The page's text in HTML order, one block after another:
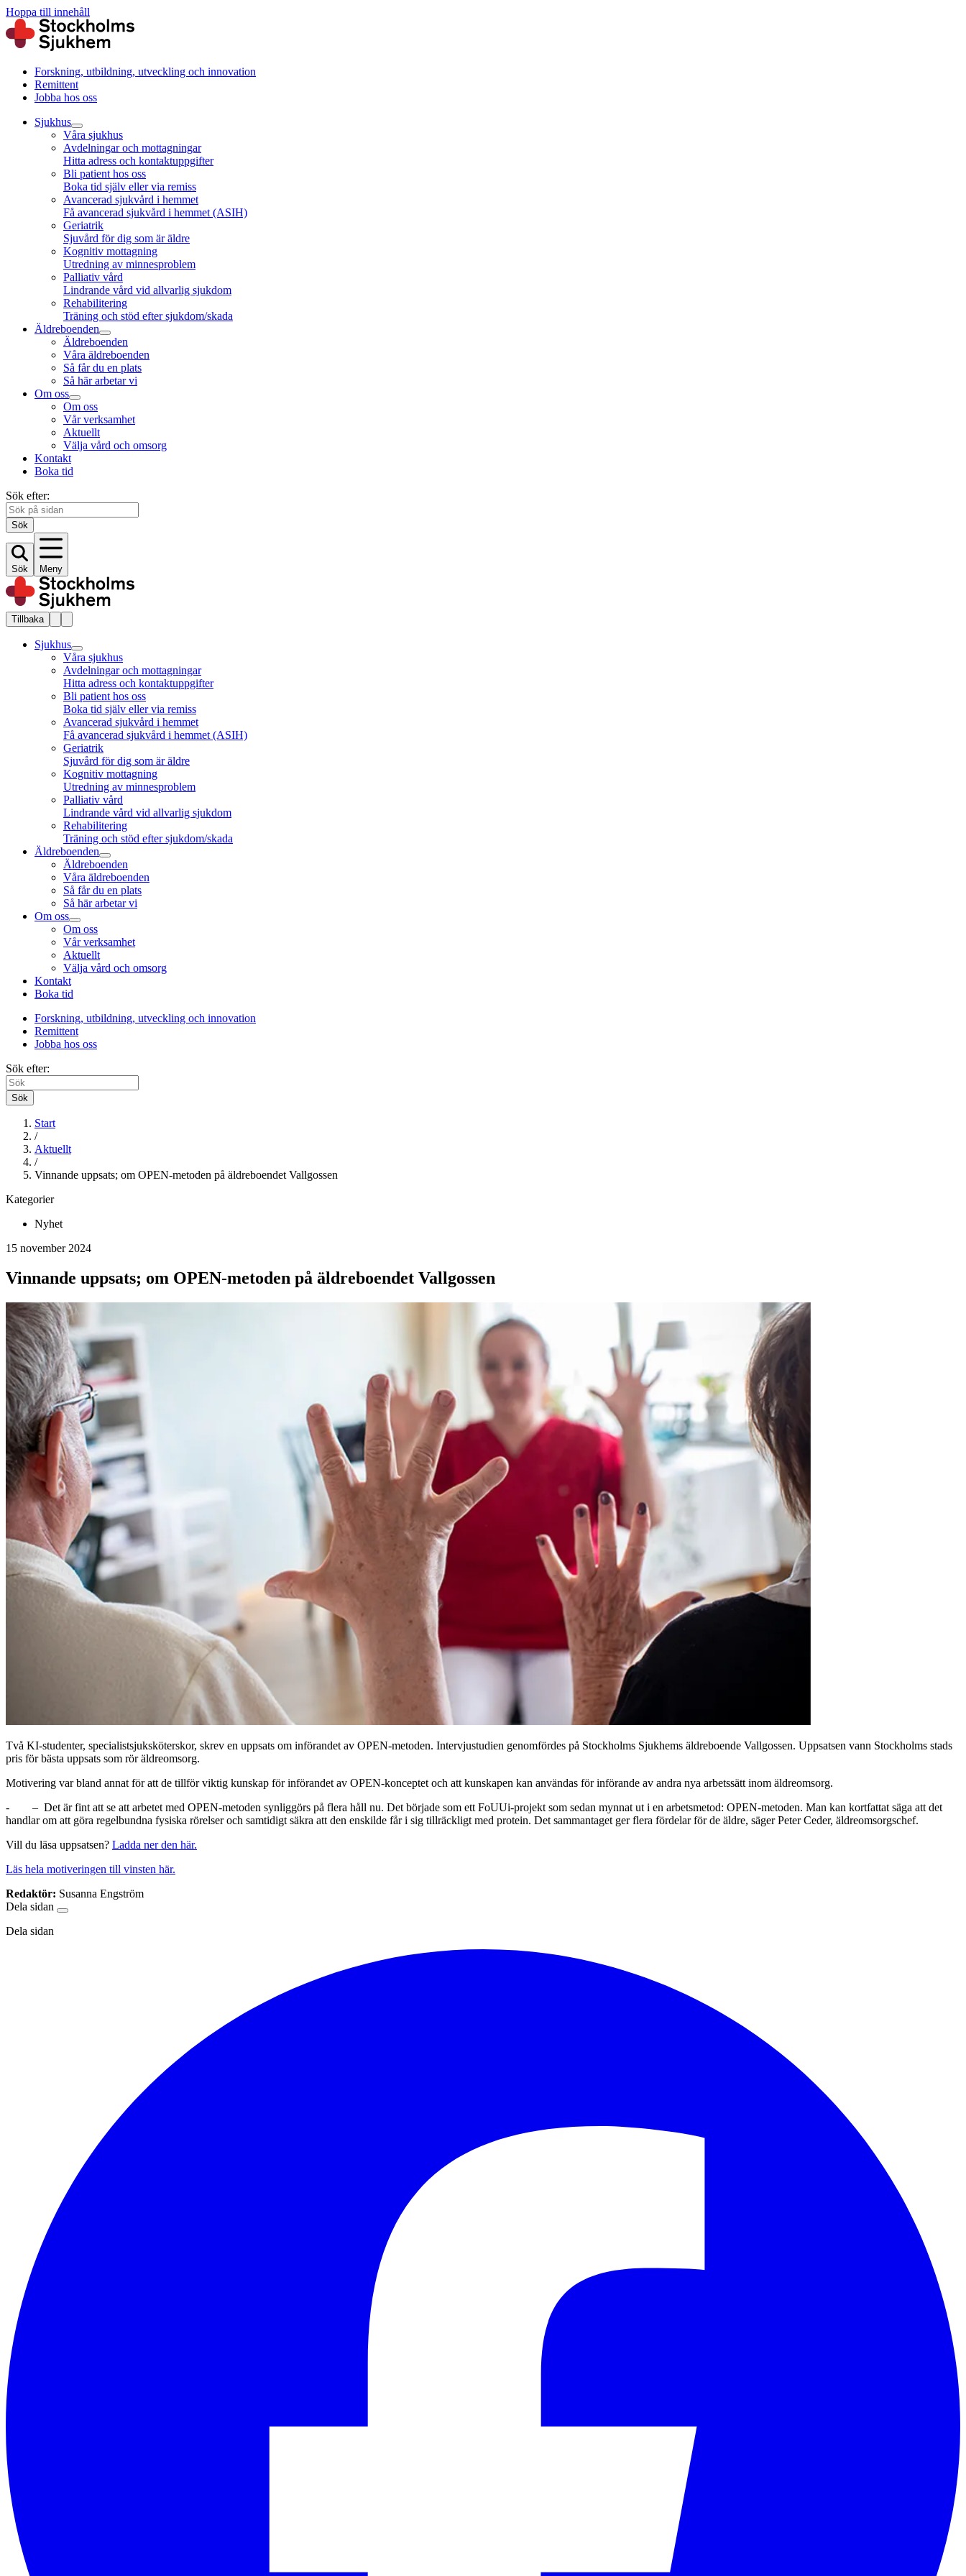
Hoppa till innehåll
Forskning, utbildning, utveckling och innovation
Remittent
Jobba hos oss
Sjukhus
Våra sjukhus
Avdelningar och mottagningar
Hitta adress och kontaktuppgifter
Bli patient hos oss
Boka tid själv eller via remiss
Avancerad sjukvård i hemmet
Få avancerad sjukvård i hemmet (ASIH)
Geriatrik
Sjuvård för dig som är äldre
Kognitiv mottagning
Utredning av minnesproblem
Palliativ vård
Lindrande vård vid allvarlig sjukdom
Rehabilitering
Träning och stöd efter sjukdom/skada
Äldreboenden
Äldreboenden
Våra äldreboenden
Så får du en plats
Så här arbetar vi
Om oss
Om oss
Vår verksamhet
Aktuellt
Välja vård och omsorg
Kontakt
Boka tid
Sök efter:
Sök
Sök Meny
Tillbaka
Sjukhus
Våra sjukhus
Avdelningar och mottagningar
Hitta adress och kontaktuppgifter
Bli patient hos oss
Boka tid själv eller via remiss
Avancerad sjukvård i hemmet
Få avancerad sjukvård i hemmet (ASIH)
Geriatrik
Sjuvård för dig som är äldre
Kognitiv mottagning
Utredning av minnesproblem
Palliativ vård
Lindrande vård vid allvarlig sjukdom
Rehabilitering
Träning och stöd efter sjukdom/skada
Äldreboenden
Äldreboenden
Våra äldreboenden
Så får du en plats
Så här arbetar vi
Om oss
Om oss
Vår verksamhet
Aktuellt
Välja vård och omsorg
Kontakt
Boka tid
Forskning, utbildning, utveckling och innovation
Remittent
Jobba hos oss
Sök efter:
Sök
Start
/
Aktuellt
/
Vinnande uppsats; om OPEN-metoden på äldreboendet Vallgossen
Kategorier
Nyhet
15 november 2024
Vinnande uppsats; om OPEN-metoden på äldreboendet Vallgossen
Två KI-studenter, specialistsjuksköterskor, skrev en uppsats om införandet av OPEN-metoden. Intervjustudien genomfördes på Stockholms Sjukhems äldreboende Vallgossen. Uppsatsen vann Stockholms stads
pris för bästa uppsats som rör äldreomsorg.
Motivering var bland annat för att de tillför viktig kunskap för införandet av OPEN-konceptet och att kunskapen kan användas för införande av andra nya arbetssätt inom äldreomsorg.
- – Det är fint att se att arbetet med OPEN-metoden synliggörs på flera håll nu. Det började som ett FoUUi-projekt som sedan mynnat ut i en arbetsmetod: OPEN-metoden. Man kan kortfattat säga att det
handlar om att göra regelbundna fysiska rörelser och samtidigt säkra att den enskilde får i sig tillräckligt med protein. Det sammantaget ger flera fördelar för de äldre, säger Peter Ceder, äldreomsorgschef.
Vill du läsa uppsatsen? Ladda ner den här.
Läs hela motiveringen till vinsten här.
Redaktör: Susanna Engström
Dela sidan
Dela sidan